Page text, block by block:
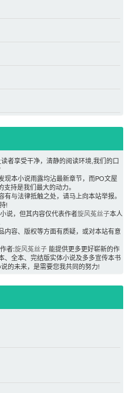
者享受干净，清静的阅读环境,我们的口
现本小说雨露均沾最新章节，而PO文屋
持是我们最大的动力。
与法律抵触之处，请马上向本站举报。
!
说，但其内容仅代表作者旋风菟丝子本人
内容、版权等方面有质疑，或对本站有意
者:旋风菟丝子能提供更多更好崭新的作
、全本、完结版实体小说及多多宣传本书
的未来，是需要您我共同的努力!